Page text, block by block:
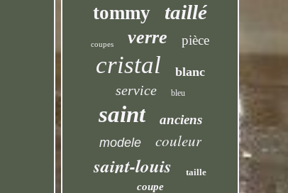
tommy taillé
coupes verre pièce
cristal blanc
service bleu
saint anciens
modele couleur
saint-louis taille
coupe